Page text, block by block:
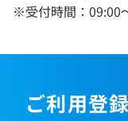
※受付時間：09:00
ご利用登